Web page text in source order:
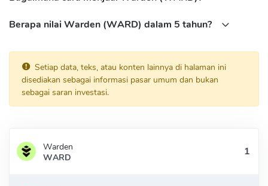
Berapa nilai Warden (WARD) dalam 5 tahun?
Setiap data, teks, atau konten lainnya di halaman ini
disediakan sebagai informasi pasar umum dan bukan
sebagai saran investasi.
Warden
WARD